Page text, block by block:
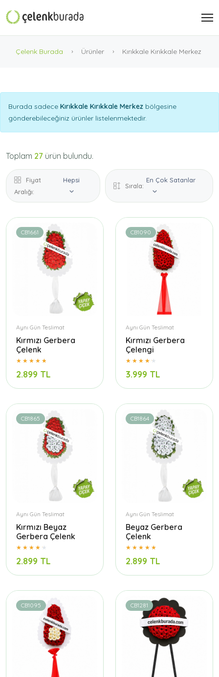
Çelenk Burada Ürünler Kırıkkale Kırıkkale Merkez
Burada sadece Kırıkkale Kırıkkale Merkez bölgesine
gönderebileceğiniz ürünler listelenmektedir.
Toplam 27 ürün bulundu.
Fiyat
Aralığı:
Hepsi
Sırala:
En Çok Satanlar
CB1661
Aynı Gün Teslimat
Kırmızı Gerbera
Çelenk
2.899 TL
CB1090
Aynı Gün Teslimat
Kırmızı Gerbera
Çelengi
3.999 TL
CB1865
Aynı Gün Teslimat
Kırmızı Beyaz
Gerbera Çelenk
2.899 TL
CB1864
Aynı Gün Teslimat
Beyaz Gerbera
Çelenk
2.899 TL
CB1095 CB1281